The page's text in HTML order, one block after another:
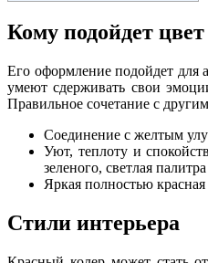
Кому подойдет цвет
Его оформление подойдет для
умеют сдерживать свои
Правильное сочетание с
Соединение с желтым
Уют, теплоту и
зеленого, светлая
Яркая полностью
Стили интерьера